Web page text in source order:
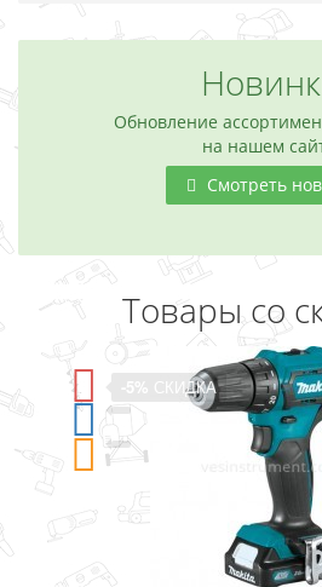
Обновление
на нашем
Смотреть
Товары со
СКИДКА